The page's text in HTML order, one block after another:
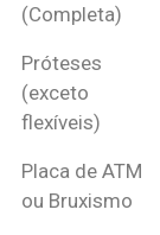
(Completa)
Próteses
(exceto
flexíveis)
Placa de ATM
ou Bruxismo